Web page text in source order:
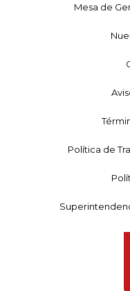
Mesa de
Política de